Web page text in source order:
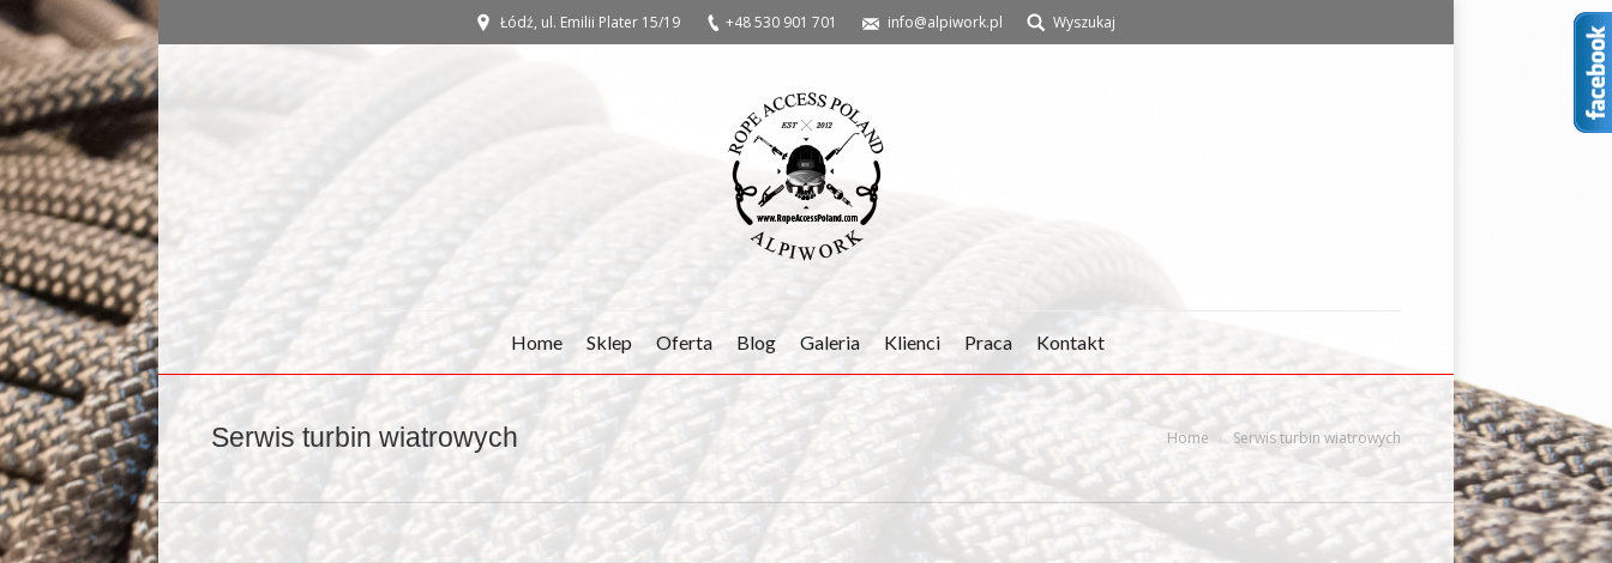
Łódź, ul. Emilii Plater 15/19 +48 530 901 701 info@alpiwork.pl Wyszukaj
Home Sklep Oferta Blog Galeria Klienci Praca Kontakt
Serwis turbin wiatrowych You are here: Home Serwis turbin wiatrowych